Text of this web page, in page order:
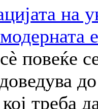
на
повеќе
треба